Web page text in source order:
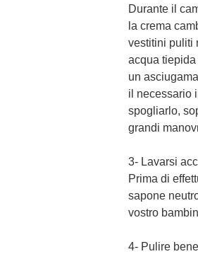
Durante il
la crema
vestitini puliti
acqua
un
il necessario
spogliarlo,
grandi
3- Lavarsi
Prima di
sapone
vostro
4- Pulire